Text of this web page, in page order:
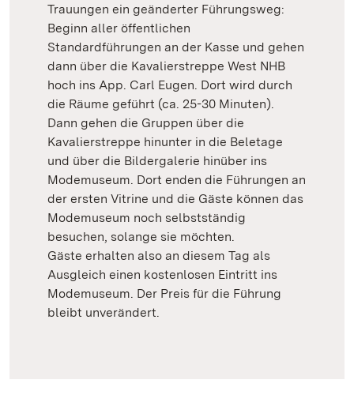
Trauungen ein geänderter Führungsweg:
Beginn aller öffentlichen
Standardführungen an der Kasse und gehen
dann über die Kavalierstreppe West NHB
hoch ins App. Carl Eugen. Dort wird durch
die Räume geführt (ca. 25-30 Minuten).
Dann gehen die Gruppen über die
Kavalierstreppe hinunter in die Beletage
und über die Bildergalerie hinüber ins
Modemuseum. Dort enden die Führungen an
der ersten Vitrine und die Gäste können das
Modemuseum noch selbstständig
besuchen, solange sie möchten.
Gäste erhalten also an diesem Tag als
Ausgleich einen kostenlosen Eintritt ins
Modemuseum. Der Preis für die Führung
bleibt unverändert.